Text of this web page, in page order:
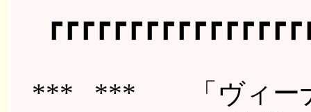
*** *** 「ヴィーナス